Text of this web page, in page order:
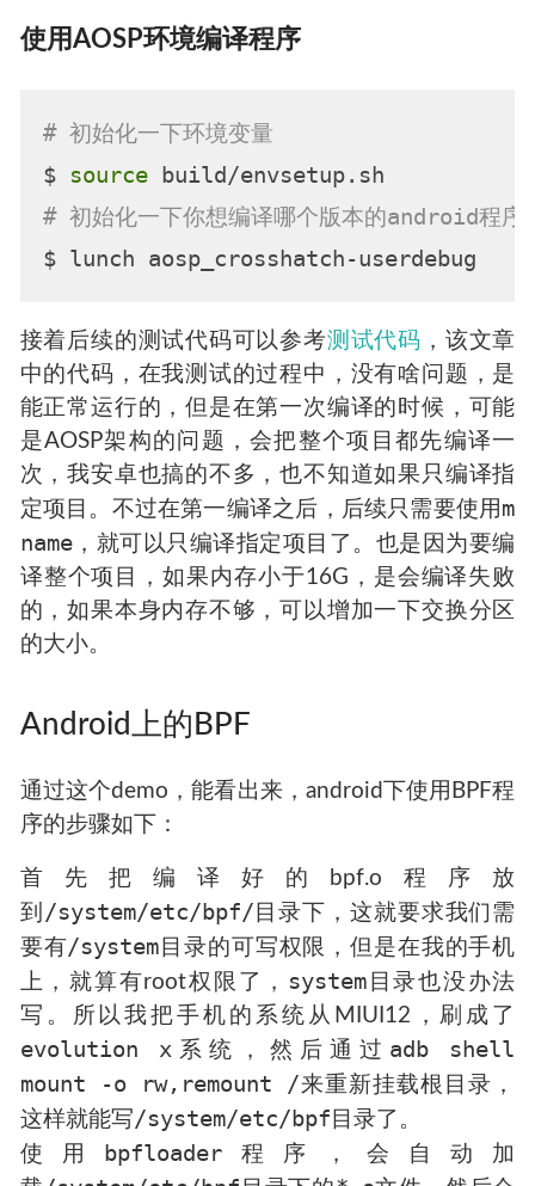
使用AOSP环境编译程序
# 初始化一下环境变量
$ source
# 初始化一下你想编译哪个版本的android程序
接着后续的测试代码可以参考测试代码 ，该文章
中的代码，在我测试的过程中，没有啥问题，是
能正常运行的，但是在第一次编译的时候，可能
是AOSP架构的问题，会把整个项目都先编译一
次，我安卓也搞的不多，也不知道如果只编译指
定项目。不过在第一编译之后，后续只需要使用 m
name，就可以只编译指定项目了。也是因为要编
译整个项目，如果内存小于16G，是会编译失败
的，如果本身内存不够，可以增加一下交换分区
的大小。
Android上的BPF
通过这个demo，能看出来，android下使用BPF程
序的步骤如下：
首先把编译好的bpf.o程序放
到 /system/etc/bpf/ 目录下，这就要求我们需
要有/system 目录的可写权限，但是在我的手机
上，就算有root权限了，
system目录也没办法
写。所以我把手机的系统从MIUI12，刷成了
evolution x 系统，然后通过 adb shell
mount -o rw,remount /来重新挂载根目录，
这样就能写/system/etc/bpf 目录了。
使用 bpfloader程序，会自动加